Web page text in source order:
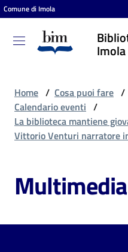
Vai al contenuto
Vai alla navigazione
Vai al footer
Comune di Imola
Imola
Biblioteca
comunale
Entra
Cosa
puoi
Home / Cosa puoi fare /
Calendario eventi /
La biblioteca mantiene
Vittorio Venturi narratore
Multimedia